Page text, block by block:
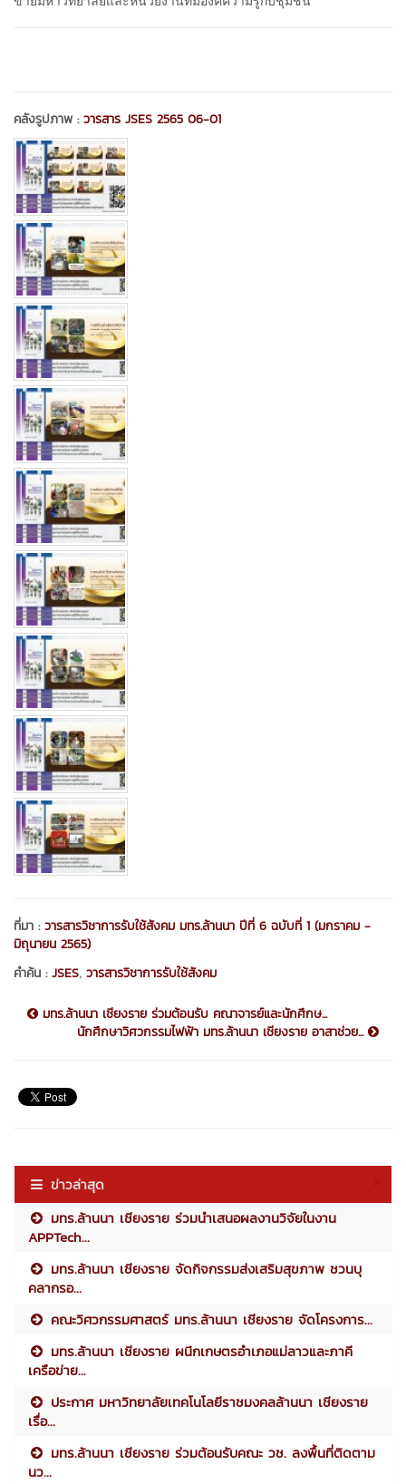
คลังรูปภาพ :วารสาร JSES 2565 06-01
ที่มา :วารสารวิชาการรับใช้สังคม มทร.ล้านนา ปีที่ 6 ฉบับที่ 1 (มกราคม -
มิถุนายน 2565)
คำค้น :JSES, วารสารวิชาการรับใช้สังคม
มทร.ล้านนา เชียงราย ร่วมต้อนรับ คณาจารย์และนักศึกษ...
นักศึกษาวิศวกรรมไฟฟ้า มทร.ล้านนา เชียงราย อาสาช่วย...
ข่าวล่าสุด
มทร.ล้านนา เชียงราย ร่วมนำเสนอผลงานวิจัยในงาน
APPTech...
มทร.ล้านนา เชียงราย จัดกิจกรรมส่งเสริมสุขภาพ ชวนบุ
คลากรอ...
คณะวิศวกรรมศาสตร์ มทร.ล้านนา เชียงราย จัดโครงการ...
มทร.ล้านนา เชียงราย ผนึกเกษตรอำเภอแม่ลาวและภาคี
เครือข่าย...
ประกาศ มหาวิทยาลัยเทคโนโลยีราชมงคลล้านนา เชียงราย
เรื่อ...
มทร.ล้านนา เชียงราย ร่วมต้อนรับคณะ วช. ลงพื้นที่ติดตาม
นว...